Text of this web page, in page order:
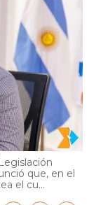
que, en el
el cu...